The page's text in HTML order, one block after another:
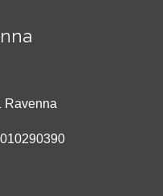
Ravenna